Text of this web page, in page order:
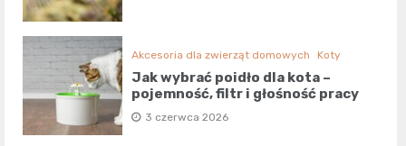
Akcesoria dla zwierząt domowych Koty
Jak wybrać poidło dla kota –
pojemność, filtr i głośność pracy
3 czerwca 2026